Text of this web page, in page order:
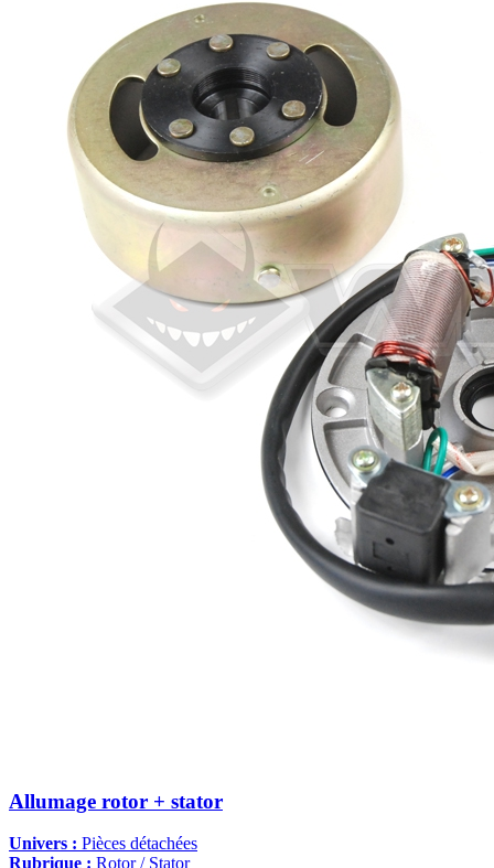
Allumage rotor + stator
Univers : Pièces détachées
Rubrique : Rotor / Stator